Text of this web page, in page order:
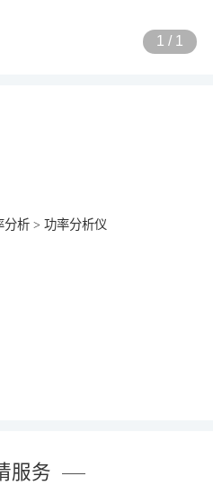
1 / 1
析 > 功率分析仪
服务